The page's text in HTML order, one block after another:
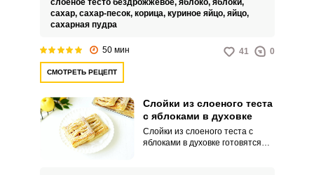
слойки все мамы, ведь от такого
перекуса, обеда на работе, ведь
тесто, смотрите на состав, в
котором должно быть сливочное
масло и не должно быть
маргарина.Для приготовления
слоек тесто необходимо
слоеное тесто бездрожжевое, яблоко, яблоки,
сахар, сахар-песок, корица, куриное яйцо, яйцо,
сахарная пудра
50 мин 41 0
СМОТРЕТЬ РЕЦЕПТ
Слойки из слоеного теста
с яблоками в духовке
Слойки из слоеного теста с
яблоками в духовке готовятся